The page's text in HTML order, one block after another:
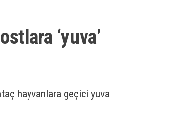
‘yuva’
hayvanlara geçici yuva